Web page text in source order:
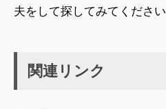
夫をして探してみてください
関連リンク